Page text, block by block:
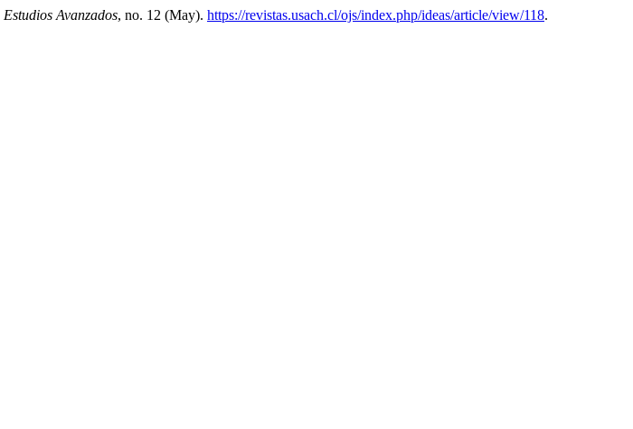
Estudios Avanzados, no. 12 (May). https://revistas.usach.cl/ojs/index.php/ideas/article/view/118.